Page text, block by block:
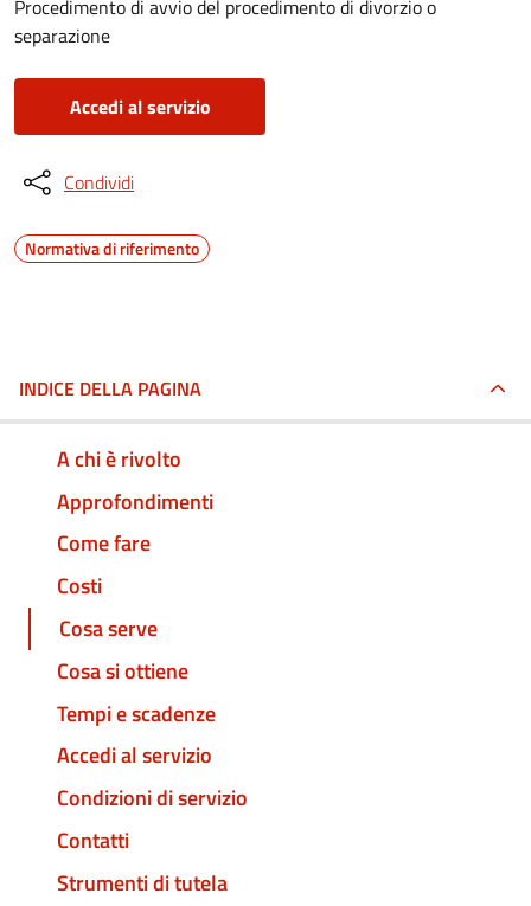
Procedimento di avvio del procedimento di divorzio o
separazione
Accedi al servizio
Condividi
Normativa di riferimento
INDICE DELLA PAGINA
A chi è rivolto
Approfondimenti
Come fare
Costi
Cosa serve
Cosa si ottiene
Tempi e scadenze
Accedi al servizio
Condizioni di servizio
Contatti
Strumenti di tutela